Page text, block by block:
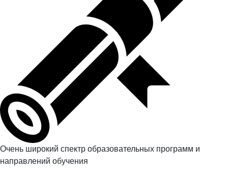
Очень широкий спектр образовательных программ и
направлений обучения